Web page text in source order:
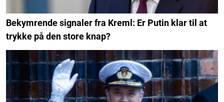
Bekymrende signaler fra Kreml: Er Putin klar til at
trykke på den store knap?